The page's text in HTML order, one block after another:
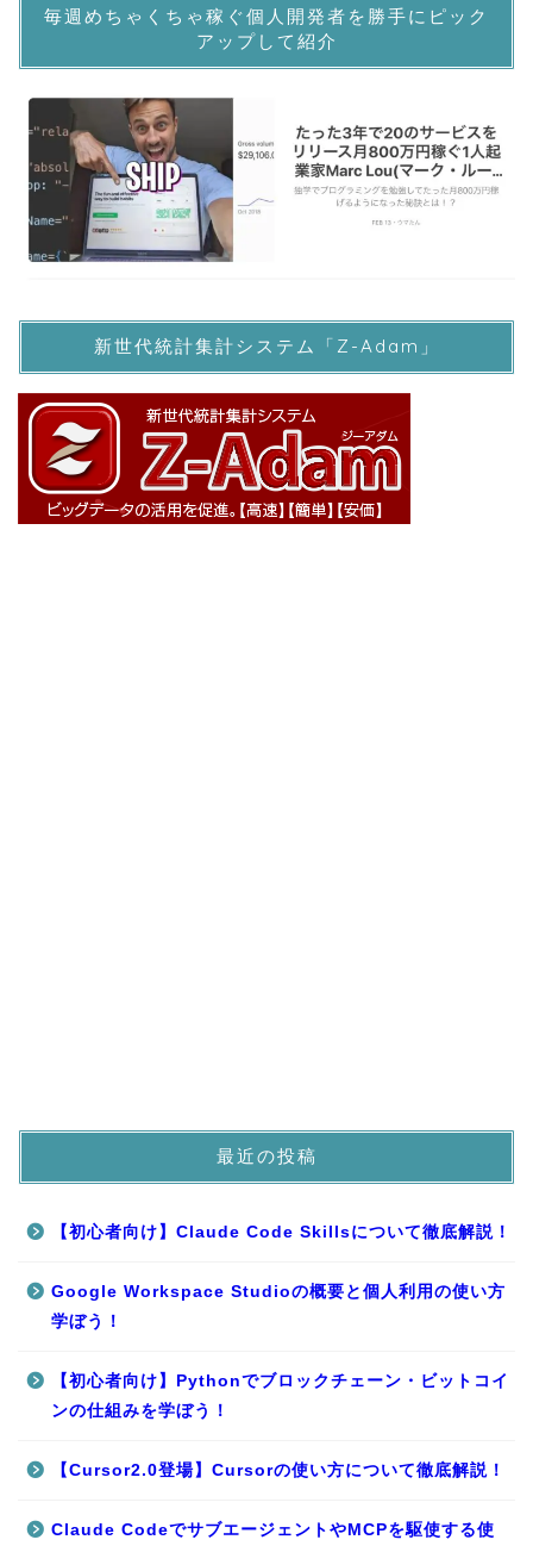
毎週めちゃくちゃ稼ぐ個人開発者を勝手にピック
アップして紹介
新世代統計集計システム「Z-Adam」
最近の投稿
【初心者向け】Claude Code Skillsについて徹底解説！
Google Workspace Studioの概要と個人利用の使い方
学ぼう！
【初心者向け】Pythonでブロックチェーン・ビットコイ
ンの仕組みを学ぼう！
【Cursor2.0登場】Cursorの使い方について徹底解説！
Claude CodeでサブエージェントやMCPを駆使する使